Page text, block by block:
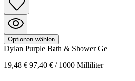
Optionen wählen
Dylan Purple Bath & Shower Gel
19,48 € 97,40 € / 1000 Milliliter